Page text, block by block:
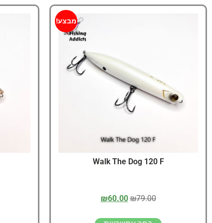
מבצע!
Walk The Dog 120 F
₪79.00
₪60.00